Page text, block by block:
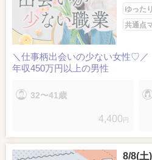
ゆった
共通点
＼仕事柄出会いの少ない女性♡／
年収450万円以上の男性
32〜41歳
4,400 円
8/8(土)